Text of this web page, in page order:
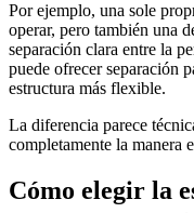
Por ejemplo, una sole
operar, pero también una
separación clara entre la
puede ofrecer separación
estructura más flexible.
La diferencia parece
completamente la manera
Cómo elegir la